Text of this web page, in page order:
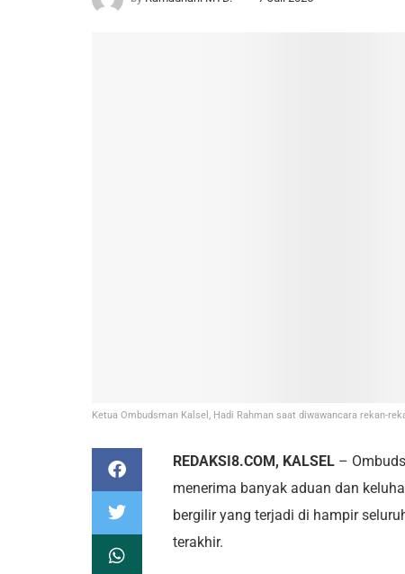
Ketua Ombudsman Kalsel, Hadi Rahman saat diwawancara rekan-
REDAKSI8.COM, KALSEL –
menerima banyak aduan dan
bergilir yang terjadi di hampir
terakhir.